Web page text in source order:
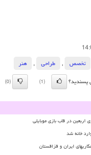
تخصص , طراحی ,
هنر
پسندید؟
(1)
(0)
اربعین در قاب بازی موبایلی
خانه شد
ایران و قزاقستان